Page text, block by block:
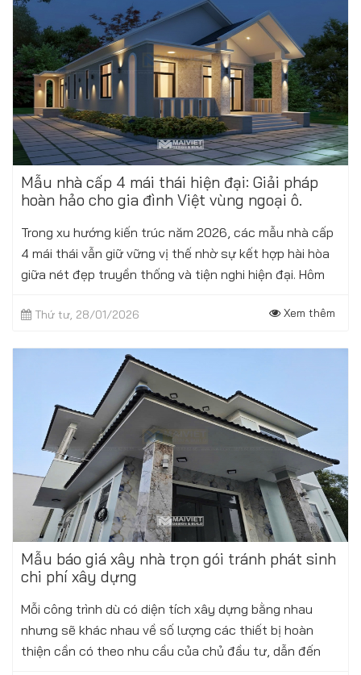
Mẫu nhà cấp 4 mái thái hiện đại: Giải pháp
hoàn hảo cho gia đình Việt vùng ngoại ô.
Trong xu hướng kiến trúc năm 2026, các mẫu nhà cấp
4 mái thái vẫn giữ vững vị thế nhờ sự kết hợp hài hòa
giữa nét đẹp truyền thống và tiện nghi hiện đại. Hôm
Thứ tư, 28/01/2026 Xem thêm
Mẫu báo giá xây nhà trọn gói tránh phát sinh
chi phí xây dựng
Mỗi công trình dù có diện tích xây dựng bằng nhau
nhưng sẽ khác nhau về số lượng các thiết bị hoàn
thiện cần có theo nhu cầu của chủ đầu tư, dẫn đến